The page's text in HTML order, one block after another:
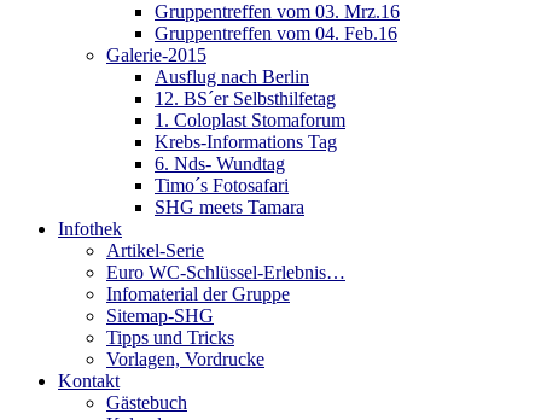
Gruppentreffen vom 03. Mrz.16
Gruppentreffen vom 04. Feb.16
Galerie-2015
Ausflug nach Berlin
12. BS´er Selbsthilfetag
1. Coloplast Stomaforum
Krebs-Informations Tag
6. Nds- Wundtag
Timo´s Fotosafari
SHG meets Tamara
Infothek
Artikel-Serie
Euro WC-Schlüssel-Erlebnis…
Infomaterial der Gruppe
Sitemap-SHG
Tipps und Tricks
Vorlagen, Vordrucke
Kontakt
Gästebuch